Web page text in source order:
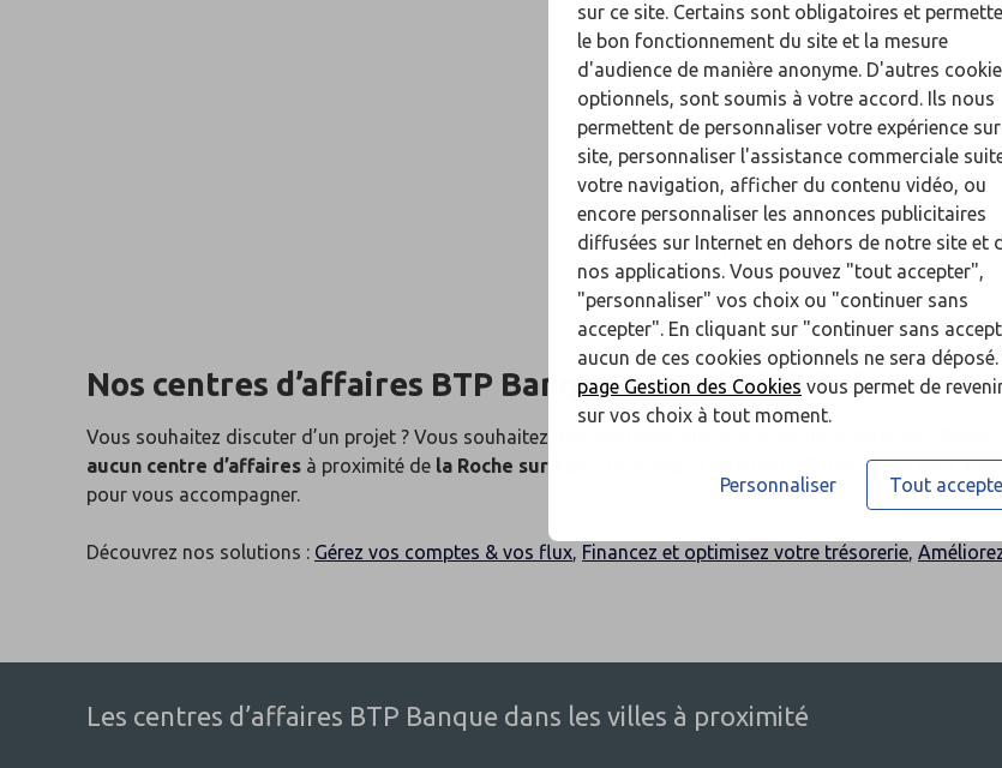
Nos centres d’affaires BTP Banqueà proximité de la Roche
Vous souhaitez discuter d’un projet ? Vous souhaitez des précisions sur nos produits et services ?
aucun centre d’affaires à proximité de la Roche sur Yon
. Un chargé d’affaires BTP Banque se tient à
pour vous accompagner.
Découvrez nos solutions : Gérez vos comptes & vos flux, Financez et optimisez votre trésorerie,
Les centres d’affaires BTP Banque dans les villes à proximité
sur ce site. Certains sont obligatoires et
le bon fonctionnement du site et la mesure
d'audience de manière anonyme. D'autres
optionnels, sont soumis à votre accord. Ils nous
permettent de personnaliser votre expérience
site, personnaliser l'assistance commerciale
votre navigation, afficher du contenu vidéo, ou
encore personnaliser les annonces publicitaires
diffusées sur Internet en dehors de notre site et
nos applications. Vous pouvez "tout accepter",
"personnaliser" vos choix ou "continuer sans
accepter". En cliquant sur "continuer sans
aucun de ces cookies optionnels ne sera déposé.
page Gestion des Cookies vous permet de
sur vos choix à tout moment.
Personnaliser Tout